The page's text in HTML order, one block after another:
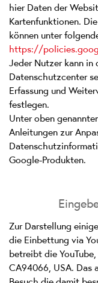
hier Daten der
Kartenfunktionen.
können unter
https://
Jeder Nutzer kann in
Datenschutzcenter
Erfassung und
festlegen.
Unter oben
Anleitungen zur
Google-Produkten.
Zur Darstellung
die Einbettung via
betreibt die
CA94066, USA. Das